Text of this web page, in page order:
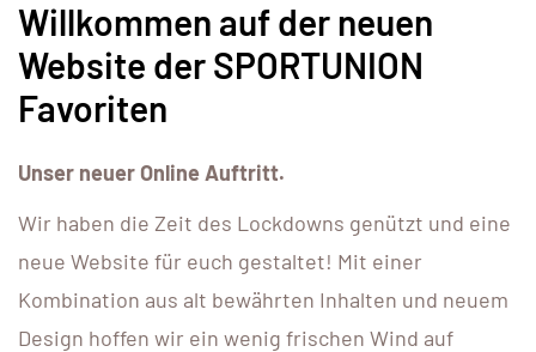
Willkommen auf der neuen
Website der SPORTUNION
Favoriten
Unser neuer Online Auftritt.
Wir haben die Zeit des Lockdowns genützt und eine
neue Website für euch gestaltet! Mit einer
Kombination aus alt bewährten Inhalten und neuem
Design hoffen wir ein wenig frischen Wind auf